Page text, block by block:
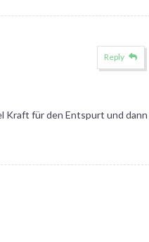
Kraft für den Entspurt und dann
Reply